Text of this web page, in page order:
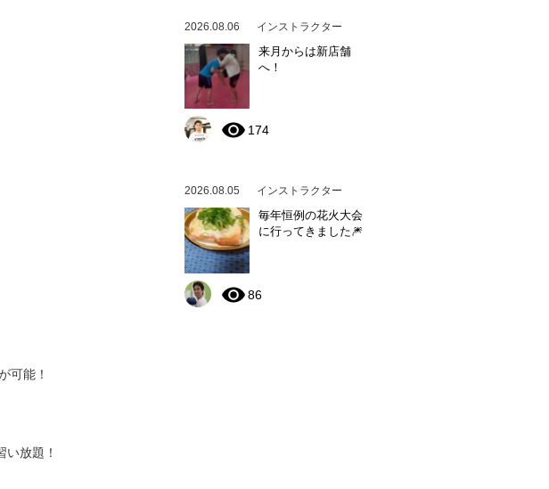
可能！
放題！
2026.08.06 インストラクター
来月からは新店舗
へ！
174
2026.08.05 インストラクター
毎年恒例の花火大会
に行ってきました🎆
86